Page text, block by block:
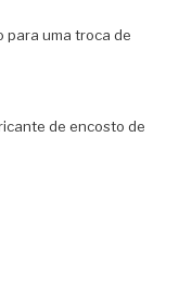
para uma troca de
de encosto de